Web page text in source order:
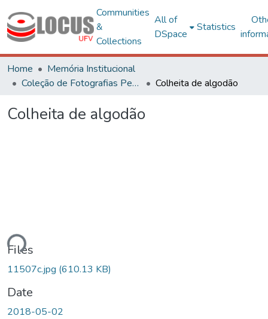
Communities
&
Collections
All of
DSpace
Statistics
Home
Memória Institucional
Coleção de Fotografias Peter Henry Rolfs
Colheita de algodão
Colheita de algodão
Files
11507c.jpg (610.13 KB)
Date
2018-05-02